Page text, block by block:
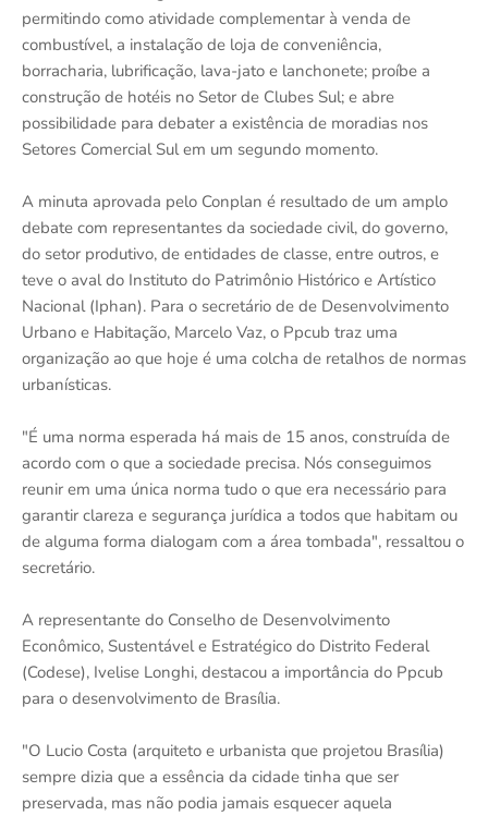
permitindo como atividade complementar à venda de
combustível, a instalação de loja de conveniência,
borracharia, lubrificação, lava-jato e lanchonete; proíbe a
construção de hotéis no Setor de Clubes Sul; e abre
possibilidade para debater a existência de moradias nos
Setores Comercial Sul em um segundo momento.
A minuta aprovada pelo Conplan é resultado de um amplo
debate com representantes da sociedade civil, do governo,
do setor produtivo, de entidades de classe, entre outros, e
teve o aval do Instituto do Patrimônio Histórico e Artístico
Nacional (Iphan). Para o secretário de de Desenvolvimento
Urbano e Habitação, Marcelo Vaz, o Ppcub traz uma
organização ao que hoje é uma colcha de retalhos de normas
urbanísticas.
"É uma norma esperada há mais de 15 anos, construída de
acordo com o que a sociedade precisa. Nós conseguimos
reunir em uma única norma tudo o que era necessário para
garantir clareza e segurança jurídica a todos que habitam ou
de alguma forma dialogam com a área tombada", ressaltou o
secretário.
A representante do Conselho de Desenvolvimento
Econômico, Sustentável e Estratégico do Distrito Federal
(Codese), Ivelise Longhi, destacou a importância do Ppcub
para o desenvolvimento de Brasília.
"O Lucio Costa (arquiteto e urbanista que projetou Brasília)
sempre dizia que a essência da cidade tinha que ser
preservada, mas não podia jamais esquecer aquela